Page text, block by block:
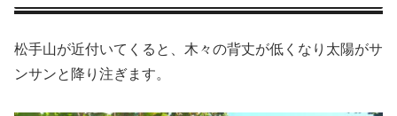
松手山が近付いてくると、木々の背丈が低くなり太陽がサ
ンサンと降り注ぎます。